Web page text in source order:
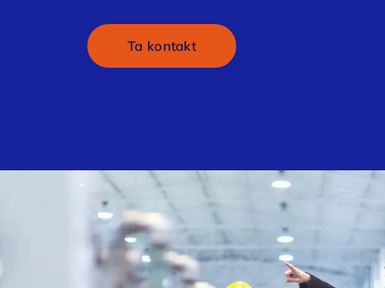
Ta kontakt